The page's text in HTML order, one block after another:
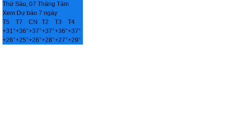
Thứ Sáu, 07 Tháng Tám
Xem Dự báo 7 ngày
T5
T7 CN T2 T3
T4
+31°+36°+37°+37°+36°+37°
+26°+25°+26°+28°+27°+29°